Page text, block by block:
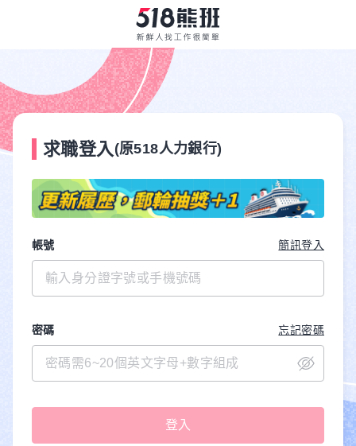
求職登入 (原518人力銀行)
帳號 簡訊登入
密碼 忘記密碼